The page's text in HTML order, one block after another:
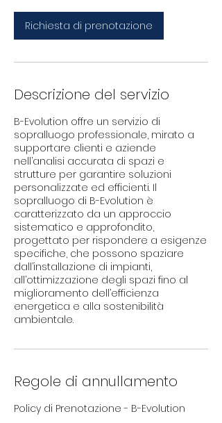
Richiesta di prenotazione
Descrizione del servizio
B-Evolution offre un servizio di
sopralluogo professionale, mirato a
supportare clienti e aziende
nell’analisi accurata di spazi e
strutture per garantire soluzioni
personalizzate ed efficienti. Il
sopralluogo di B-Evolution è
caratterizzato da un approccio
sistematico e approfondito,
progettato per rispondere a esigenze
specifiche, che possono spaziare
dall’installazione di impianti,
all’ottimizzazione degli spazi fino al
miglioramento dell’efficienza
energetica e alla sostenibilità
ambientale.
Regole di annullamento
Policy di Prenotazione - B-Evolution